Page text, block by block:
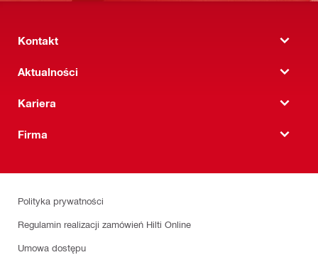
Kontakt
Aktualności
Kariera
Firma
Polityka prywatności
Regulamin realizacji zamówień Hilti Online
Umowa dostępu